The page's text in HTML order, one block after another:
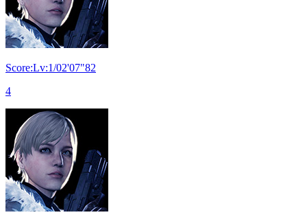
Score:Lv:1/02'07"82
4